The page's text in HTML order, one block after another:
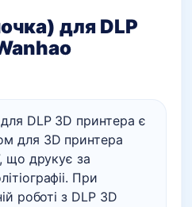
для DLP
DLP 3D принтера є
для 3D принтера
що друкує за
При
роботі з DLP 3D